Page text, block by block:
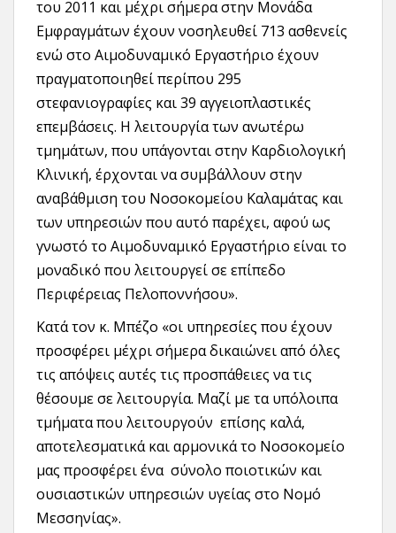
του 2011 και μέχρι σήμερα στην Μονάδα
Εμφραγμάτων έχουν νοσηλευθεί 713 ασθενείς
ενώ στο Αιμοδυναμικό Εργαστήριο έχουν
πραγματοποιηθεί περίπου 295
στεφανιογραφίες και 39 αγγειοπλαστικές
επεμβάσεις. Η λειτουργία των ανωτέρω
τμημάτων, που υπάγονται στην Καρδιολογική
Κλινική, έρχονται να συμβάλλουν στην
αναβάθμιση του Νοσοκομείου Καλαμάτας και
των υπηρεσιών που αυτό παρέχει, αφού ως
γνωστό το Αιμοδυναμικό Εργαστήριο είναι το
μοναδικό που λειτουργεί σε επίπεδο
Περιφέρειας Πελοποννήσου».
Κατά τον κ. Μπέζο «οι υπηρεσίες που έχουν
προσφέρει μέχρι σήμερα δικαιώνει από όλες
τις απόψεις αυτές τις προσπάθειες να τις
θέσουμε σε λειτουργία. Μαζί με τα υπόλοιπα
τμήματα που λειτουργούν επίσης καλά,
αποτελεσματικά και αρμονικά το Νοσοκομείο
μας προσφέρει ένα σύνολο ποιοτικών και
ουσιαστικών υπηρεσιών υγείας στο Νομό
Μεσσηνίας».